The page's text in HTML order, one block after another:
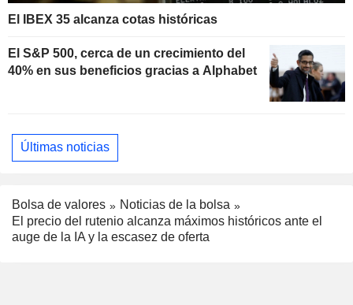
El IBEX 35 alcanza cotas históricas
El S&P 500, cerca de un crecimiento del
40% en sus beneficios gracias a Alphabet
Últimas noticias
Bolsa de valores
Noticias de la bolsa
El precio del rutenio alcanza máximos históricos ante el
auge de la IA y la escasez de oferta